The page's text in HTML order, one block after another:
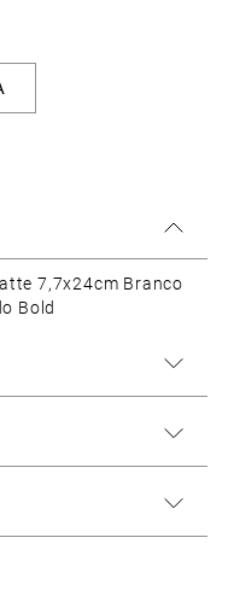
7,7x24cm Branco
Bold